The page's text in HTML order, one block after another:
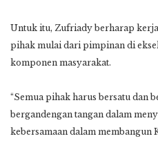
Untuk itu, Zufriady berharap
pihak mulai dari pimpinan di
komponen masyarakat.
“Semua pihak harus bersatu dan
bergandengan tangan dalam
kebersamaan dalam membangun